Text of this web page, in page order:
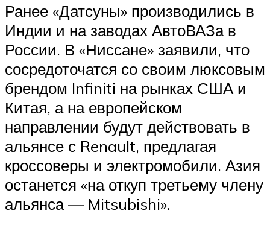
Ранее «Датсуны» производились в
Индии и на заводах АвтоВАЗа в
России. В «Ниссане» заявили, что
сосредоточатся со своим люксовым
брендом Infiniti на рынках США и
Китая, а на европейском
направлении будут действовать в
альянсе с Renault, предлагая
кроссоверы и электромобили. Азия
останется «на откуп третьему члену
альянса — Mitsubishi».